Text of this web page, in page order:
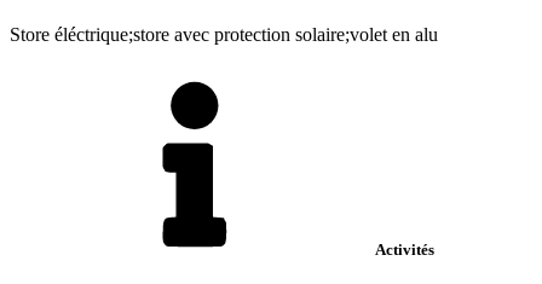
Store éléctrique;store avec protection solaire;volet en alu
Activités